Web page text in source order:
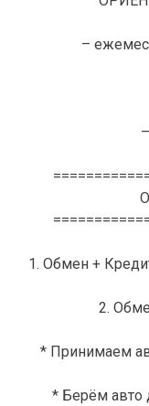
–
1. Обмен +
2.
* Принимаем
* Берём авто